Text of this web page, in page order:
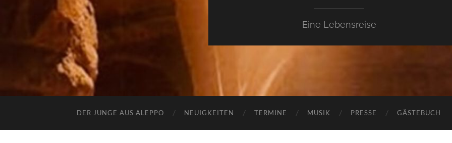
Eine Lebensreise
DER JUNGE AUS ALEPPO NEUIGKEITEN TERMINE MUSIK PRESSE GÄSTEBUCH